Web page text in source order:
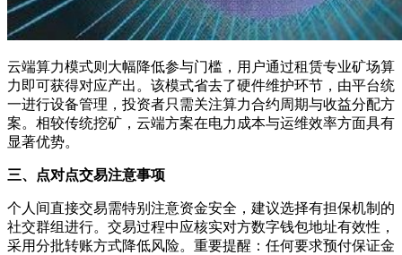
云端算力模式则大幅降低参与门槛，用户通过租赁专业矿场算
力即可获得对应产出。该模式省去了硬件维护环节，由平台统
一进行设备管理，投资者只需关注算力合约周期与收益分配方
案。相较传统挖矿，云端方案在电力成本与运维效率方面具有
显著优势。
三、点对点交易注意事项
个人间直接交易需特别注意资金安全，建议选择有担保机制的
社交群组进行。交易过程中应核实对方数字钱包地址有效性，
采用分批转账方式降低风险。重要提醒：任何要求预付保证金